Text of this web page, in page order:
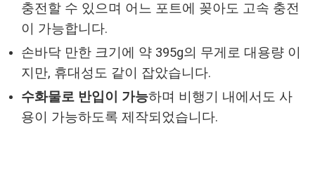
충전할 수 있으며 어느 포트에 꽂아도 고속 충전
이 가능합니다.
손바닥 만한 크기에 약 395g의 무게로 대용량 이
지만, 휴대성도 같이 잡았습니다.
수화물로 반입이 가능하며 비행기 내에서도 사
용이 가능하도록 제작되었습니다.